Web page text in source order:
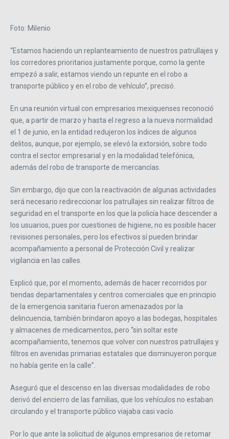
Foto: Milenio
“Estamos haciendo un replanteamiento de nuestros patrullajes y
los corredores prioritarios justamente porque, como la gente
empezó a salir, estamos viendo un repunte en el robo a
transporte público y en el robo de vehículo”, precisó.
En una reunión virtual con empresarios mexiquenses reconoció
que, a partir de marzo y hasta el regreso a la nueva normalidad
el 1 de junio, en la entidad redujeron los índices de algunos
delitos, aunque, por ejemplo, se elevó la extorsión, sobre todo
contra el sector empresarial y en la modalidad telefónica,
además del robo de transporte de mercancías.
Sin embargo, dijo que con la reactivación de algunas actividades
será necesario redireccionar los patrullajes sin realizar filtros de
seguridad en el transporte en los que la policía hace descender a
los usuarios, pues por cuestiones de higiene, no es posible hacer
revisiones personales, pero los efectivos sí pueden brindar
acompañamiento a personal de Protección Civil y realizar
vigilancia en las calles.
Explicó que, por el momento, además de hacer recorridos por
tiendas departamentales y centros comerciales que en principio
de la emergencia sanitaria fueron amenazados por la
delincuencia, también brindaron apoyo a las bodegas, hospitales
y almacenes de medicamentos, pero “sin soltar este
acompañamiento, tenemos que volver con nuestros patrullajes y
filtros en avenidas primarias estatales que disminuyeron porque
no había gente en la calle”.
Aseguró que el descenso en las diversas modalidades de robo
derivó del encierro de las familias, que los vehículos no estaban
circulando y el transporte público viajaba casi vacío.
Por lo que ante la solicitud de algunos empresarios de retomar